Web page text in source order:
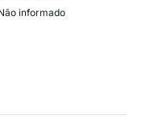
informado